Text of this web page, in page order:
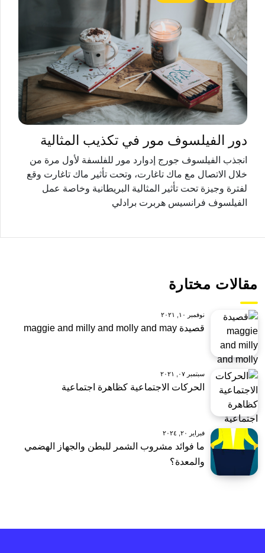
دور الفيلسوف مور في تكذيب المثالية
انجذب الفيلسوف جورج إدوارد مور للفلسفة لأول مرة من
خلال الاتصال مع ماك تاغارت، وتحت تأثير ماك تاغارت وقع
لفترة وجيزة تحت تأثير المثالية البريطانية وخاصة عمل
الفيلسوف فرانسيس هربرت برادلي
مقالات مختارة
نوفمبر ١٠, ٢٠٢١
قصيدة maggie and milly and molly and may
سبتمبر ٠٧, ٢٠٢١
الحركات الاجتماعية كظاهرة اجتماعية
فبراير ٢٠, ٢٠٢٤
ما فوائد مشروب الشمر للبطن والجهاز الهضمي
والمعدة؟